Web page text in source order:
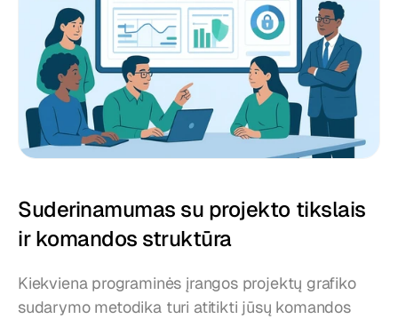
Suderinamumas su projekto tikslais
ir komandos struktūra
Kiekviena programinės įrangos projektų grafiko
sudarymo metodika turi atitikti jūsų komandos